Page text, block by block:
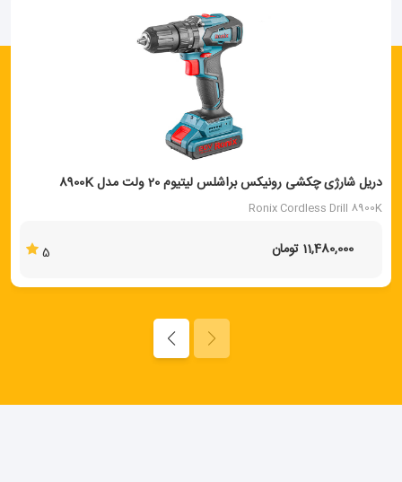
دریل شارژی چکشی رونیکس براشلس لیتیوم 20 ولت مدل 8900K
Ronix Cordless Drill 8900K
11,480,000 تومان 5